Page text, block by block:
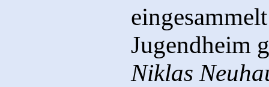
Jugendheim
Niklas